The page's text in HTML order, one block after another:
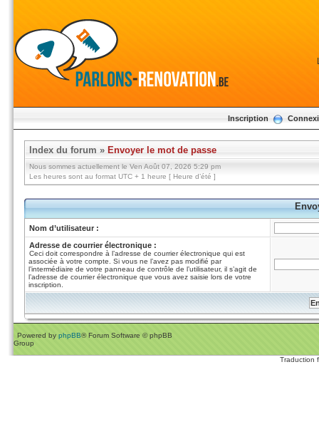
Inscription
Index du forum » Envoyer le mot de passe
Nous sommes actuellement le Ven Août 07, 2026 5:29 pm
Les heures sont au format UTC + 1 heure [ Heure d’été ]
Nom d’utilisateur :
Adresse de courrier électronique :
Ceci doit correspondre à l’adresse de courrier électronique qui est
associée à votre compte. Si vous ne l’avez pas modifié par
l’intermédiaire de votre panneau de contrôle de l’utilisateur, il s’agit de
l’adresse de courrier électronique que vous avez saisie lors de votre
inscription.
Powered by phpBB® Forum Software © phpBB
Group
Traduction